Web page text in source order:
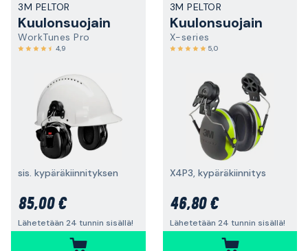
3M PELTOR
Kuulonsuojain
WorkTunes Pro
4,9
sis. kypäräkiinnityksen
85,00 €
Lähetetään 24 tunnin sisällä!
3M PELTOR
Kuulonsuojain
X-series
5,0
X4P3, kypäräkiinnitys
46,80 €
Lähetetään 24 tunnin sisällä!